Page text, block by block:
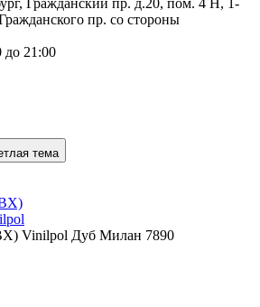
Гражданский пр. д.20, пом. 4 Н, 1-
пр. со стороны
до 21:00
тема
Vinilpol Дуб Милан 7890